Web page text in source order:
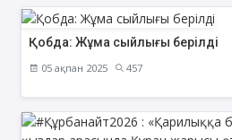
Қобда: Жұма сыйлығы берілді
05 ақпан 2025 457